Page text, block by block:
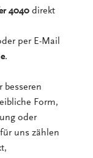
4040 direkt
per E-Mail
.
besseren
Form,
oder
uns zählen